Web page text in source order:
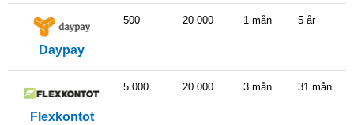
Daypay
500 20 000 1 mån 5 år
Flexkontot
5 000 20 000 3 mån 31 mån